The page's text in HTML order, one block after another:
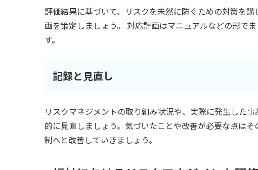
評価結果に基づいて、リスクを未然に防ぐための対策を
画を策定しましょう。 対応計画はマニュアルなどの形で
す。
記録と見直し
リスクマネジメントの取り組み状況や、実際に発生した
的に見直しましょう。気づいたことや改善が必要な点は
制へと改善していきましょう。